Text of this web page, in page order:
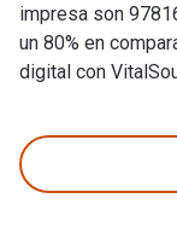
impresa son
un 80% en
digital con